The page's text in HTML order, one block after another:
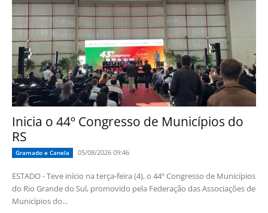
Inicia o 44º Congresso de Municípios do
RS
Gramado e Canela 05/08/2026 09:46
ESTADO - Teve início na terça-feira (4), o 44º Congresso de Municípios
do Rio Grande do Sul, promovido pela Federação das Associações de
Municípios do...